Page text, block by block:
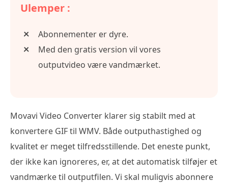
Ulemper :
Abonnementer er dyre.
Med den gratis version vil vores
outputvideo være vandmærket.
Movavi Video Converter klarer sig stabilt med at
konvertere GIF til WMV. Både outputhastighed og
kvalitet er meget tilfredsstillende. Det eneste punkt,
der ikke kan ignoreres, er, at det automatisk tilføjer et
vandmærke til outputfilen. Vi skal muligvis abonnere